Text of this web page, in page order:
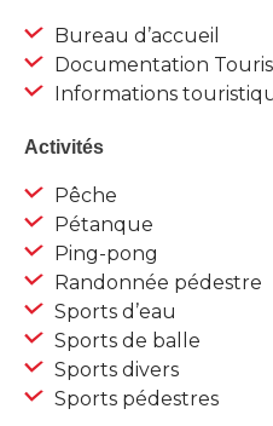
Bureau d’accueil
Documentation
Informations
Activités
Pêche
Pétanque
Ping-pong
Randonnée pédestre
Sports d’eau
Sports de balle
Sports divers
Sports pédestres